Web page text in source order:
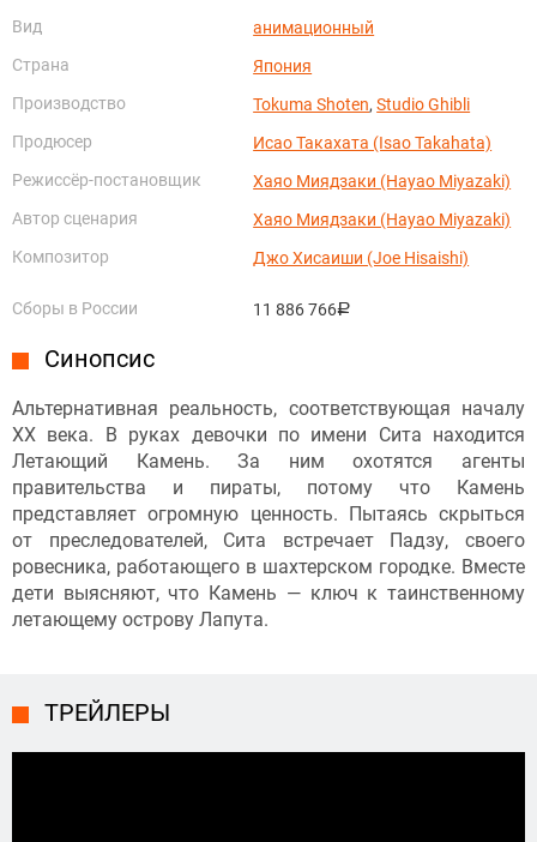
Вид
анимационный
Страна
Япония
Производство
Tokuma Shoten,Studio Ghibli
Продюсер
Исао Такахата (Isao Takahata)
Режиссёр-постановщик
Хаяо Миядзаки (Hayao Miyazaki)
Автор сценария
Хаяо Миядзаки (Hayao Miyazaki)
Композитор
Джо Хисаиши (Joe Hisaishi)
Сборы в России 11 886 766руб.
Синопсис
Альтернативная реальность, соответствующая началу
XX века. В руках девочки по имени Сита находится
Летающий Камень. За ним охотятся агенты
правительства и пираты, потому что Камень
представляет огромную ценность. Пытаясь скрыться
от преследователей, Сита встречает Падзу, своего
ровесника, работающего в шахтерском городке. Вместе
дети выясняют, что Камень — ключ к таинственному
летающему острову Лапута.
ТРЕЙЛЕРЫ